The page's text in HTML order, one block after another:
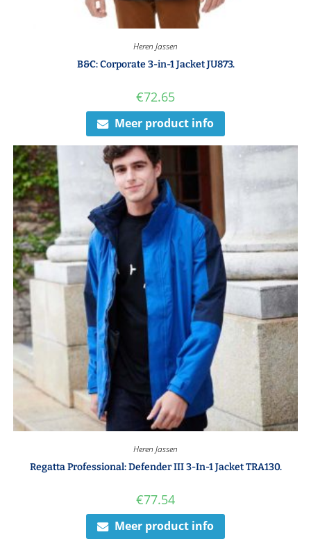
Heren Jassen
B&C: Corporate 3-in-1 Jacket JU873.
€72.65
Meer product info
Heren Jassen
Regatta Professional: Defender III 3-In-1 Jacket TRA130.
€77.54
Meer product info